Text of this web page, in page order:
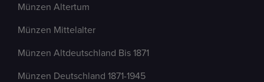
Münzen Altertum
Münzen Mittelalter
Münzen Altdeutschland Bis 1871
Münzen Deutschland 1871-1945